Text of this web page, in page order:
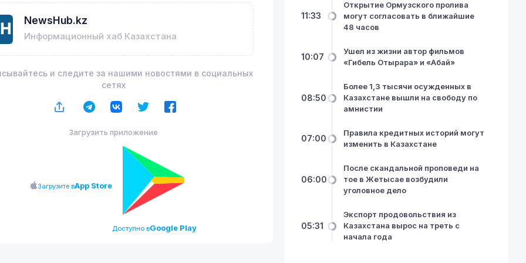
NewsHub.kz
Информационный хаб Казахстана
и следите за нашими новостями в социальных
сетях
Загрузить приложение
Загрузите вApp Store
Доступно вGoogle Play
11:33
Открытие Ормузского пролива
могут согласовать в ближайшие
48 часов
10:07
Ушел из жизни автор фильмов
«Гибель Отырара» и «Абай»
08:50
Более 1,3 тысячи осужденных в
Казахстане вышли на свободу по
амнистии
07:00
Правила кредитных историй могут
изменить в Казахстане
06:00
После скандальной проповеди на
тое в Жетысае возбудили
уголовное дело
05:31
Экспорт продовольствия из
Казахстана вырос на треть с
начала года